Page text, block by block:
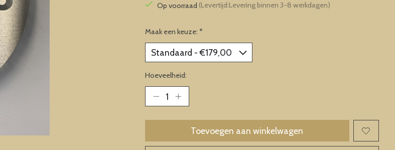
Op voorraad (Levertijd:Levering binnen 3-8 werkdagen)
Maak een keuze: *
Hoeveelheid:
Toevoegen aan winkelwagen